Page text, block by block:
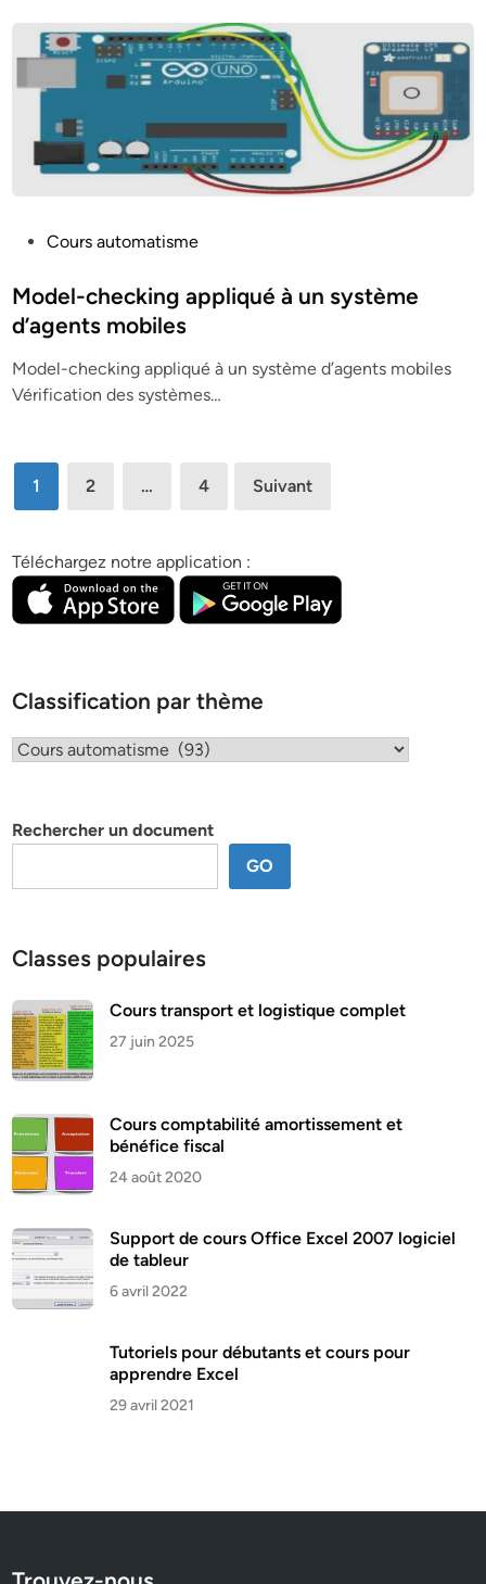
s
t
d
i
Cours automatisme
Model-checking appliqué à un système
d’agents mobiles
Model-checking appliqué à un système d’agents mobiles
Vérification des systèmes…
Pagination
des
1 2 … 4 Suivant
Téléchargez notre application :
Classification par thème
Classification
Rechercher un document
GO
Classes populaires
Cours transport et logistique complet
27 juin 2025
Cours comptabilité amortissement et
bénéfice fiscal
24 août 2020
Support de cours Office Excel 2007 logiciel
de tableur
6 avril 2022
Tutoriels pour débutants et cours pour
apprendre Excel
29 avril 2021